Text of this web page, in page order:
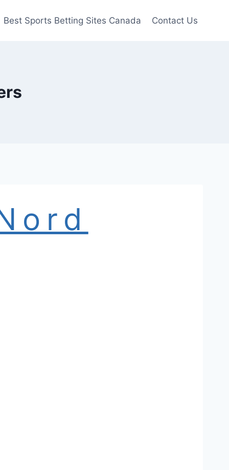
Best Sports Betting Sites Canada Contact Us